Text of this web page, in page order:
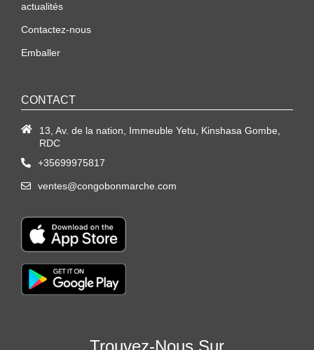
actualités
Contactez-nous
Emballer
CONTACT
13, Av. de la nation, Immeuble Yetu, Kinshasa Gombe,
RDC
+35699975817
ventes@congobonmarche.com
Trouvez-Nous Sur